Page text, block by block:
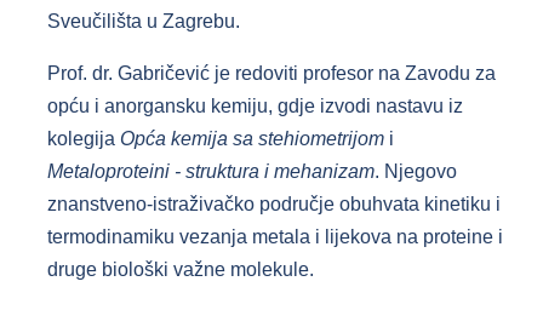
Sveučilišta u Zagrebu.
Prof. dr. Gabričević je redoviti profesor na Zavodu za
opću i anorgansku kemiju, gdje izvodi nastavu iz
kolegija Opća kemija sa stehiometrijom i
Metaloproteini - struktura i mehanizam. Njegovo
znanstveno-istraživačko područje obuhvata kinetiku i
termodinamiku vezanja metala i lijekova na proteine i
druge biološki važne molekule.